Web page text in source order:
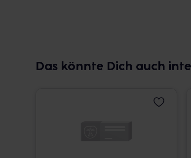
Das könnte Dich auch